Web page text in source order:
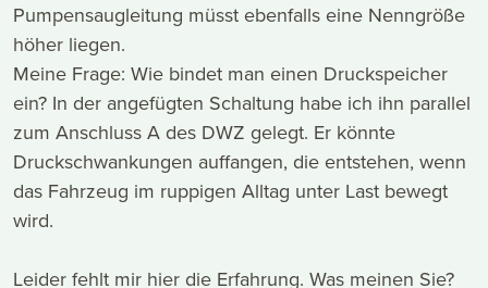
Pumpensaugleitung müsst ebenfalls eine Nenngröße
höher liegen.
Meine Frage: Wie bindet man einen Druckspeicher
ein? In der angefügten Schaltung habe ich ihn parallel
zum Anschluss A des DWZ gelegt. Er könnte
Druckschwankungen auffangen, die entstehen, wenn
das Fahrzeug im ruppigen Alltag unter Last bewegt
wird.
Leider fehlt mir hier die Erfahrung. Was meinen Sie?